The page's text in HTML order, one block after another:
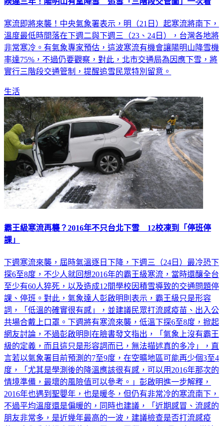
寒流即將來襲！中央氣象署表示，明（21日）起寒流將南下，
溫度最低時間落在下週二與下週三（23、24日），台灣各地將
非常寒冷。有氣象專家預估，這波寒流有機會讓陽明山降雪機
率達75%，不過仍要觀察，對此，北市交通局為因應下雪，將
實行三階段交通管制，提醒追雪民眾特別留意。
生活
霸王級寒流再襲？2016年不只台北下雪 12校凍到「停班停
課」
下週寒流來襲，屆時氣溫逐日下降，下週三（24日）最冷恐下
探6至8度，不少人就回想2016年的霸王級寒流，當時還釀全台
至少有60人猝死，以及造成12間學校因積雪導致的交通問題停
課、停班。對此，氣象達人彭啟明則表示，霸王級只是形容
詞，「低溫的確實很有感」，並建議民眾打流感疫苗、出入公
共場合戴上口罩。下週將有寒流來襲，低溫下探6至8度，掀起
網友討論，不過彭啟明則在臉書發文指出，「氣象上沒有霸王
級的定義，而且這只是形容詞而已，無法描述真的多冷」，直
言若以氣象署目前預測的7至9度，在空曠地區可能再少個3至4
度，「尤其是學測後的降溫應該很有感，可以用2016年那次的
情境準備，最壞的風險值可以參考。」彭啟明進一步解釋，
2016年也遇到聖嬰年，也是暖冬，但仍有非常冷的寒流南下，
不過平均溫度還是偏暖的，同時也建議，「近期感冒、流感的
朋友非常多，是近幾年最高的一波，建議檢查是否打流感疫